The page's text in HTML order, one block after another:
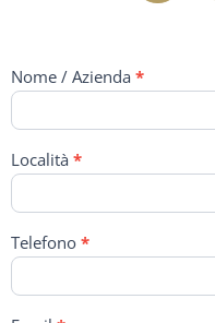
Contattaci
Nome / Azienda *
Località *
Telefono *